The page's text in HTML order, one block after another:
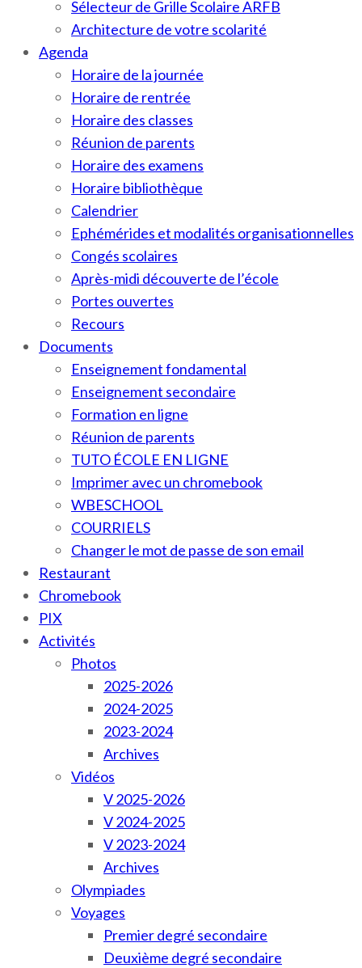
Sélecteur de Grille Scolaire ARFB
Architecture de votre scolarité
Agenda
Horaire de la journée
Horaire de rentrée
Horaire des classes
Réunion de parents
Horaire des examens
Horaire bibliothèque
Calendrier
Ephémérides et modalités organisationnelles
Congés scolaires
Après-midi découverte de l’école
Portes ouvertes
Recours
Documents
Enseignement fondamental
Enseignement secondaire
Formation en ligne
Réunion de parents
TUTO ÉCOLE EN LIGNE
Imprimer avec un chromebook
WBESCHOOL
COURRIELS
Changer le mot de passe de son email
Restaurant
Chromebook
PIX
Activités
Photos
2025-2026
2024-2025
2023-2024
Archives
Vidéos
V 2025-2026
V 2024-2025
V 2023-2024
Archives
Olympiades
Voyages
Premier degré secondaire
Deuxième degré secondaire